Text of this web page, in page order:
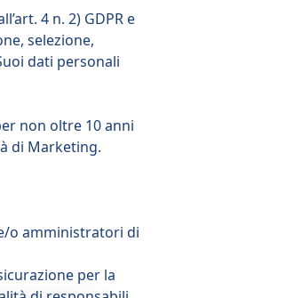
4 n. 2) GDPR e
selezione,
dati personali
non oltre 10 anni
di Marketing.
o amministratori di
per la